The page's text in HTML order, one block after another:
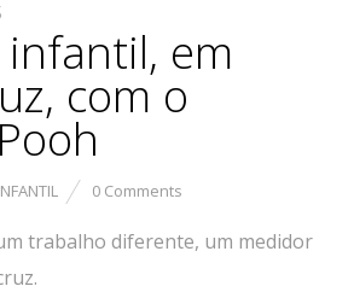
em
com o
0 Comments
trabalho diferente, um medidor